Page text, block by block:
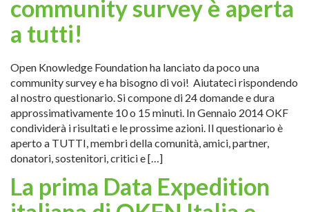
community survey è aperta
a tutti!
Open Knowledge Foundation ha lanciato da poco una
community survey e ha bisogno di voi! Aiutateci rispondendo
al nostro questionario. Si compone di 24 domande e dura
approssimativamente 10 o 15 minuti. In Gennaio 2014 OKF
condividerà i risultati e le prossime azioni. Il questionario è
aperto a TUTTI, membri della comunità, amici, partner,
donatori, sostenitori, critici e […]
La prima Data Expedition